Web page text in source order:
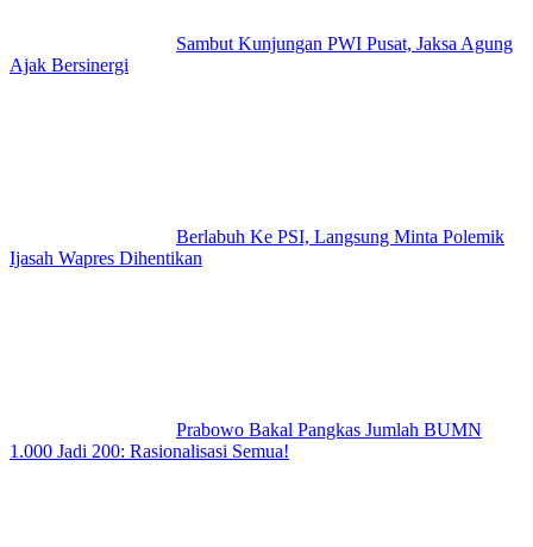
Sambut Kunjungan PWI Pusat, Jaksa Agung
Ajak Bersinergi
Berlabuh Ke PSI, Langsung Minta Polemik
Ijasah Wapres Dihentikan
Prabowo Bakal Pangkas Jumlah BUMN
1.000 Jadi 200: Rasionalisasi Semua!